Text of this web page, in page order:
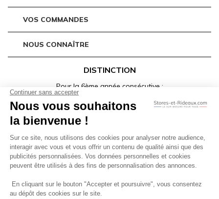
VOS COMMANDES
NOUS CONNAÎTRE
DISTINCTION
Pour la 6ème année consécutive :
CGV Mentions Légales